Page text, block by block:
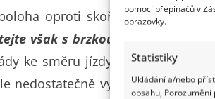
pomocí přepínačů v
obrazovky.
Statistiky
Ukládání a/nebo
obsahu,
oproti skořepinám z
však s brzkou investicí do
ke směru jízdy. Jde o pozici,
nedostatečně vyvinutou